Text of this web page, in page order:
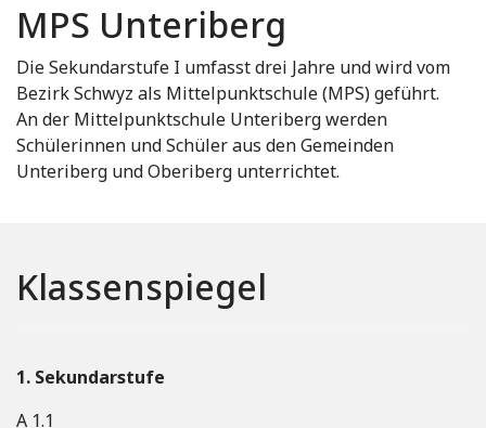
MPS Unteriberg
Die Sekundarstufe I umfasst drei Jahre und wird vom
Bezirk Schwyz als Mittelpunktschule (MPS) geführt.
An der Mittelpunktschule Unteriberg werden
Schülerinnen und Schüler aus den Gemeinden
Unteriberg und Oberiberg unterrichtet.
Klassenspiegel
1. Sekundarstufe
A 1.1